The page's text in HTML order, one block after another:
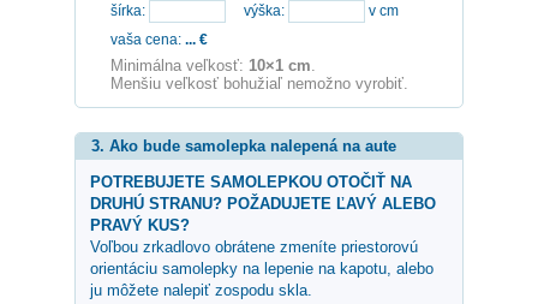
šírka:
výška:
v cm
vaša cena: ... €
Minimálna veľkosť: 10×1 cm
Menšiu veľkosť bohužiaľ nemožno vyrobiť.
3. Ako bude samolepka nalepená na aute
POTREBUJETE SAMOLEPKOU OTOČIŤ NA
DRUHÚ STRANU? POŽADUJETE ĽAVÝ ALEBO
PRAVÝ KUS?
Voľbou zrkadlovo obrátene zmeníte priestorovú
orientáciu samolepky na lepenie na kapotu, alebo
ju môžete nalepiť zospodu skla.